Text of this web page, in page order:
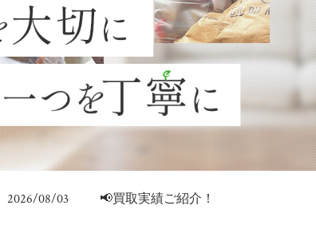
2026/07/06 📢買取実績ご紹介！
2026/08/03 📢買取実績ご紹介！
2026/07/27 📢買取実績ご紹介！